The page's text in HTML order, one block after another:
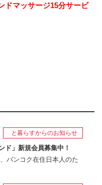
ドマッサージ15分サービ
と暮らすからのお知らせ
ド」新規会員募集中！
バンコク在住日本人のた